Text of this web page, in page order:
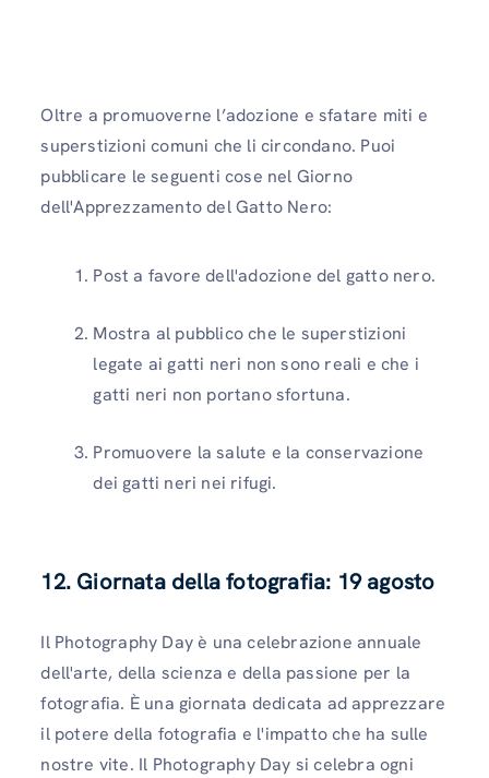
Oltre a promuoverne l’adozione e sfatare miti e
superstizioni comuni che li circondano. Puoi
pubblicare le seguenti cose nel Giorno
dell'Apprezzamento del Gatto Nero:
Post a favore dell'adozione del gatto nero.
Mostra al pubblico che le superstizioni
legate ai gatti neri non sono reali e che i
gatti neri non portano sfortuna.
Promuovere la salute e la conservazione
dei gatti neri nei rifugi.
12. Giornata della fotografia: 19 agosto
Il Photography Day è una celebrazione annuale
dell'arte, della scienza e della passione per la
fotografia. È una giornata dedicata ad apprezzare
il potere della fotografia e l'impatto che ha sulle
nostre vite. Il Photography Day si celebra ogni